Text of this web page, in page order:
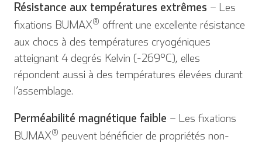
Résistance aux températures extrêmes – Les
fixations BUMAX® offrent une excellente résistance
aux chocs à des températures cryogéniques
atteignant 4 degrés Kelvin (-269°C), elles
répondent aussi à des températures élevées durant
l’assemblage.
Perméabilité magnétique faible – Les fixations
BUMAX® peuvent bénéficier de propriétés non-